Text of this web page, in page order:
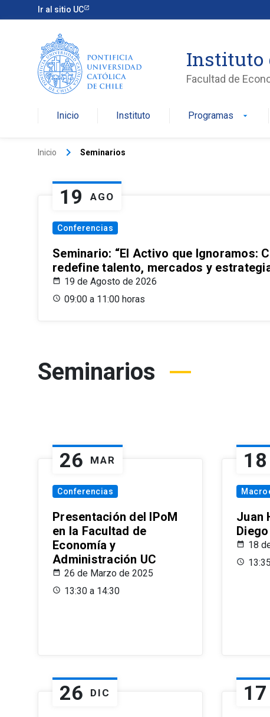
Ir al sitio UC
Instituto
Facultad de
Inicio Instituto Programas arrow_drop_down
Inicio keyboard_arrow_right Seminarios
19 AGO
Conferencias
Seminario: “El Activo que Ignoramos:
redefine talento, mercados y
19 de Agosto de 2026
09:00 a 11:00 horas
Seminarios
26 MAR
Conferencias
Presentación del IPoM
en la Facultad de
Economía y
Administración UC
26 de Marzo de 2025
13:30 a 14:30
18
Juan
Diego
18
26 DIC 17